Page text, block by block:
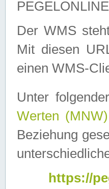
Der WMS
Mit diesen
einen WMS-
Unter
Werten (MNW)
Beziehung
https://